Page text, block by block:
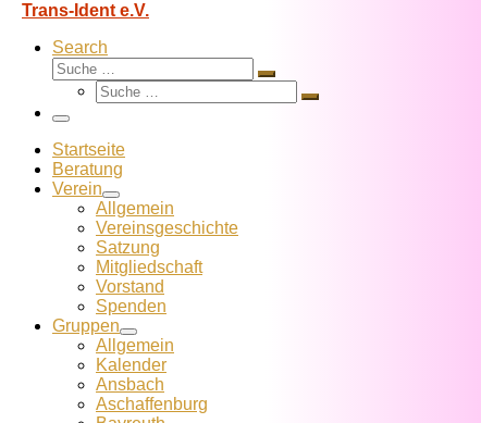
Trans-Ident e.V.
Search
Suche
Suche
Suche
Suche
Menü
Startseite
Beratung
Verein
Allgemein
Vereins­geschichte
Satzung
Mitglied­schaft
Vorstand
Spenden
Gruppen
Allgemein
Kalender
Ansbach
Aschaffenburg